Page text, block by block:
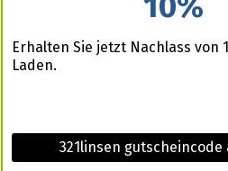
Erhalten Sie jetzt Nachlass von
Laden.
321linsen gutscheincode